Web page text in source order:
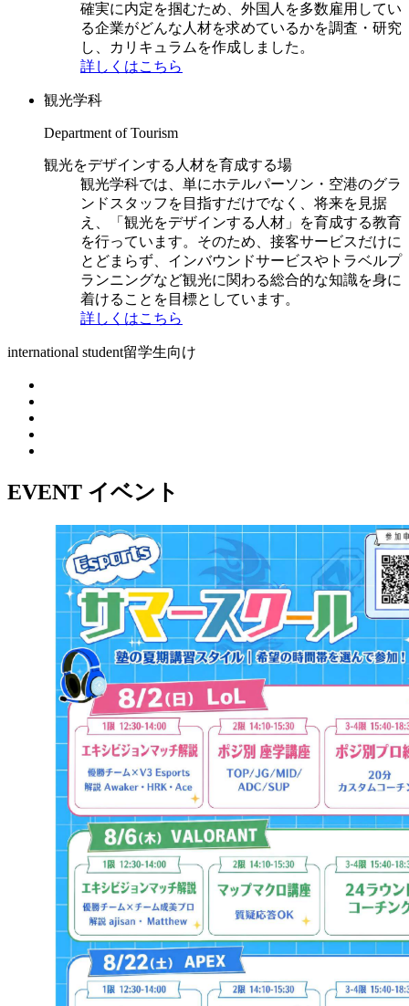
確実に内定を掴むため、外国人を多数雇用してい
る企業がどんな人材を求めているかを調査・研究
し、カリキュラムを作成しました。
詳しくはこちら
観光学科
Department of Tourism
観光をデザインする人材を育成する場
観光学科では、単にホテルパーソン・空港のグラ
ンドスタッフを目指すだけでなく、将来を見据
え、「観光をデザインする人材」を育成する教育
を行っています。そのため、接客サービスだけに
とどまらず、インバウンドサービスやトラベルプ
ランニングなど観光に関わる総合的な知識を身に
着けることを目標としています。
詳しくはこちら
international student留学生向け
EVENT イベント